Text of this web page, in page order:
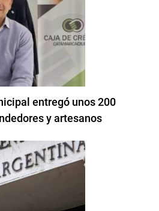
entregó unos 200
y artesanos